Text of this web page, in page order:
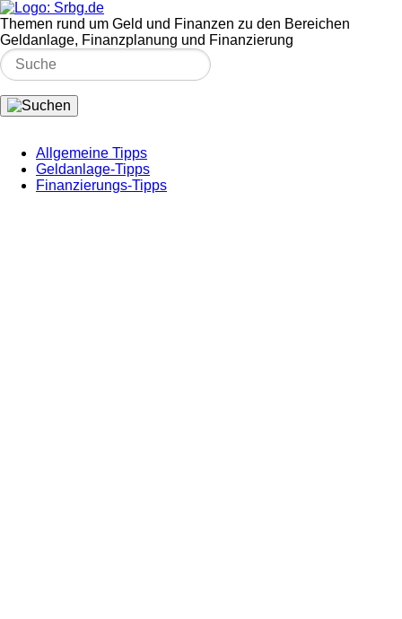
Themen rund um Geld und Finanzen zu den Bereichen
Geldanlage, Finanzplanung und Finanzierung
Allgemeine Tipps
Geldanlage-Tipps
Finanzierungs-Tipps